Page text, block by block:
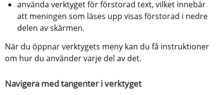
använda verktyget för förstorad text, vilket innebär
att meningen som läses upp visas förstorad i nedre
delen av skärmen.
När du öppnar verktygets meny kan du få instruktioner
om hur du använder varje del av det.
Navigera med tangenter i verktyget